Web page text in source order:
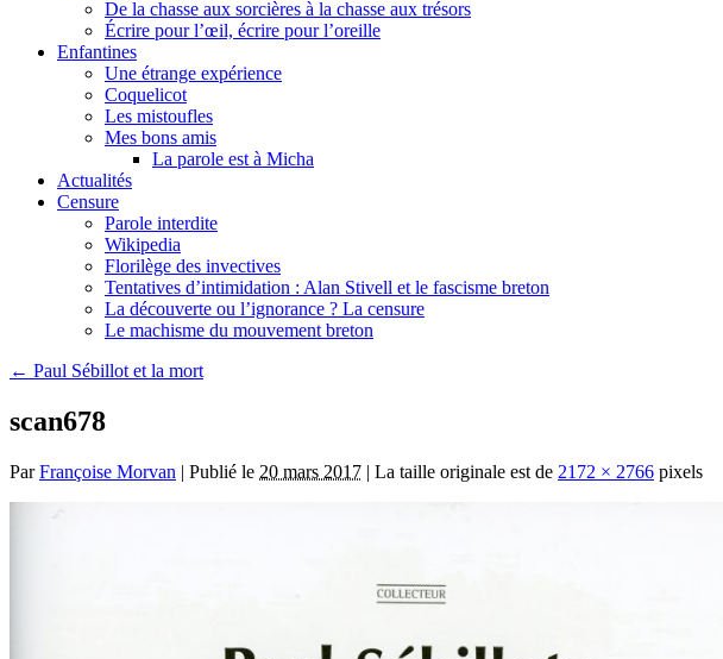
De la chasse aux sorcières à la chasse aux trésors
Écrire pour l’œil, écrire pour l’oreille
Enfantines
Une étrange expérience
Coquelicot
Les mistoufles
Mes bons amis
La parole est à Micha
Actualités
Censure
Parole interdite
Wikipedia
Florilège des invectives
Tentatives d’intimidation : Alan Stivell et le fascisme breton
La découverte ou l’ignorance ? La censure
Le machisme du mouvement breton
← Paul Sébillot et la mort
scan678
Par Françoise Morvan | Publié le 20 mars 2017 | La taille originale est de 2172 × 2766 pixels